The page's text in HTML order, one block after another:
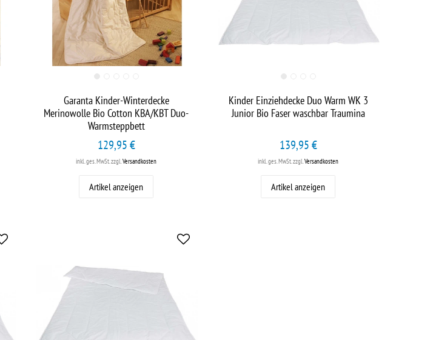
Garanta Kinder-Winterdecke
Merinowolle Bio Cotton KBA/KBT Duo-
Warmsteppbett
129,95 €
inkl. ges. MwSt.zzgl.Versandkosten
Artikel anzeigen
Kinder Einziehdecke Duo Warm WK 3
Junior Bio Faser waschbar Traumina
139,95 €
inkl. ges. MwSt.zzgl.Versandkosten
Artikel anzeigen